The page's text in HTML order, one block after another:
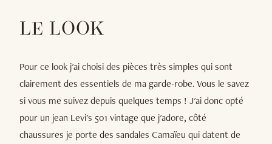
LE LOOK
Pour ce look j'ai choisi des pièces très simples qui sont
clairement des essentiels de ma garde-robe. Vous le savez
si vous me suivez depuis quelques temps ! J'ai donc opté
pour un jean Levi's 501 vintage que j'adore, côté
chaussures je porte des sandales Camaïeu qui datent de